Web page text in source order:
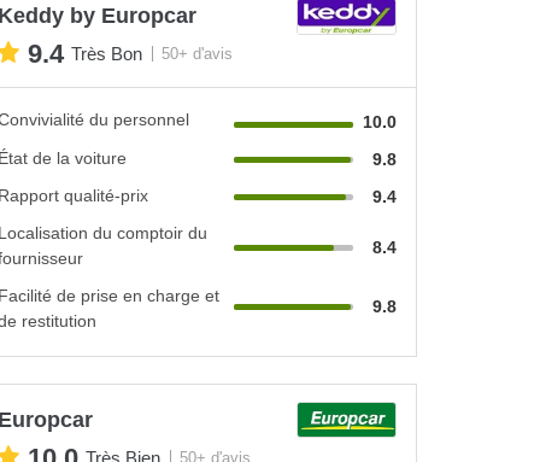
by Europcar
9.4 Très Bon 50+ d'avis
du personnel
10.0
de la voiture
9.8
qualité-prix
9.4
du comptoir du
8.4
de prise en charge et
restitution
9.8
Très Bien 50+ d'avis